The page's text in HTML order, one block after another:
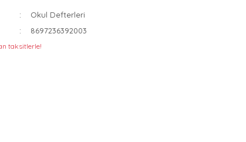
Okul Defterleri
8697236392003
taksitlerle!